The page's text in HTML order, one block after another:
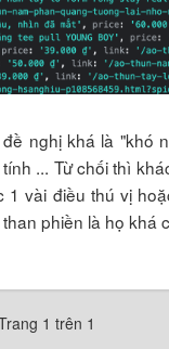
nghị khá là "khó
... Từ chối thì
vài điều thú vị
phiền là họ khá
1 trên 1